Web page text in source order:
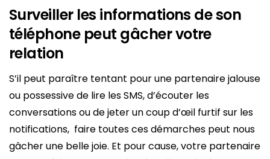
Surveiller les informations de son
téléphone peut gâcher votre
relation
S’il peut paraître tentant pour une partenaire jalouse
ou possessive de lire les SMS, d’écouter les
conversations ou de jeter un coup d’œil furtif sur les
notifications, faire toutes ces démarches peut nous
gâcher une belle joie. Et pour cause, votre partenaire